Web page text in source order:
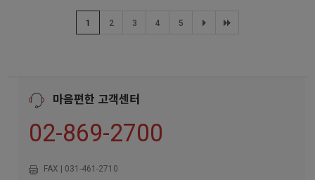
1 2 3 4 5
마음편한 고객센터
02-869-2700
FAX | 031-461-2710